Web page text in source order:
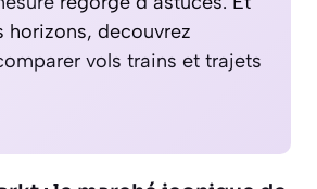
horizons, decouvrez
vols trains et trajets